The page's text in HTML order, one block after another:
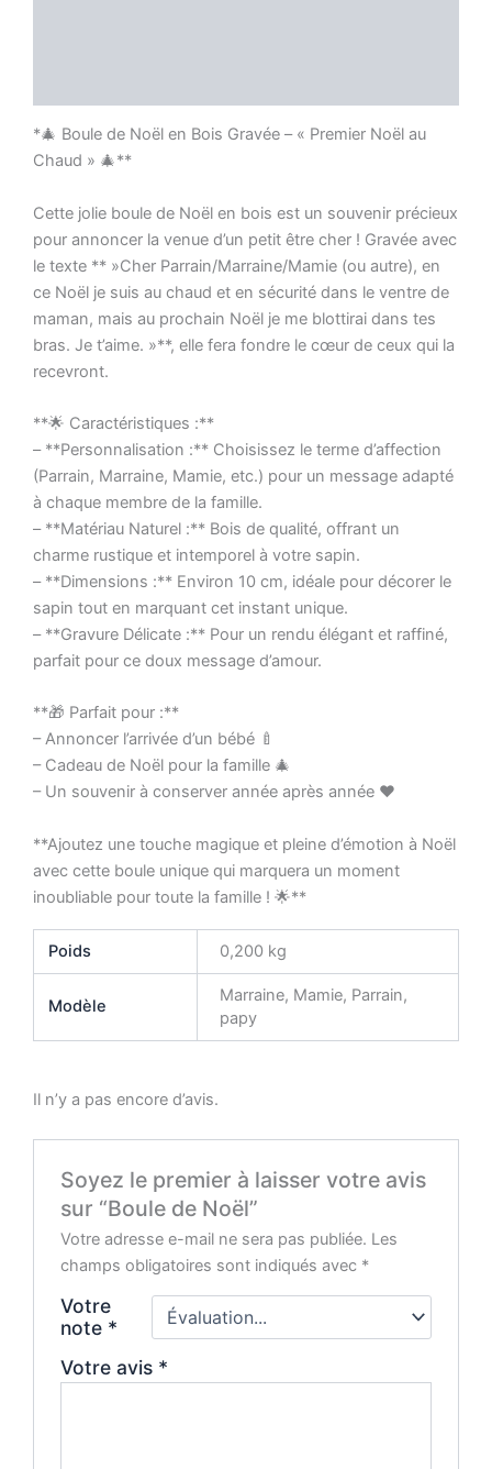
*🎄 Boule de Noël en Bois Gravée – « Premier Noël au
Chaud » 🎄**
Cette jolie boule de Noël en bois est un souvenir précieux
pour annoncer la venue d’un petit être cher ! Gravée avec
le texte ** »Cher Parrain/Marraine/Mamie (ou autre), en
ce Noël je suis au chaud et en sécurité dans le ventre de
maman, mais au prochain Noël je me blottirai dans tes
bras. Je t’aime. »**, elle fera fondre le cœur de ceux qui la
recevront.
**🌟 Caractéristiques :**
– **Personnalisation :** Choisissez le terme d’affection
(Parrain, Marraine, Mamie, etc.) pour un message adapté
à chaque membre de la famille.
– **Matériau Naturel :** Bois de qualité, offrant un
charme rustique et intemporel à votre sapin.
– **Dimensions :** Environ 10 cm, idéale pour décorer le
sapin tout en marquant cet instant unique.
– **Gravure Délicate :** Pour un rendu élégant et raffiné,
parfait pour ce doux message d’amour.
**🎁 Parfait pour :**
– Annoncer l’arrivée d’un bébé 🍼
– Cadeau de Noël pour la famille 🎄
– Un souvenir à conserver année après année ❤️
**Ajoutez une touche magique et pleine d’émotion à Noël
avec cette boule unique qui marquera un moment
inoubliable pour toute la famille ! 🌟**
Poids 0,200 kg
Modèle
Marraine, Mamie, Parrain,
papy
Il n’y a pas encore d’avis.
Soyez le premier à laisser votre avis
sur “Boule de Noël”
Votre adresse e-mail ne sera pas publiée. Les
champs obligatoires sont indiqués avec *
Votre
note *
Votre avis *